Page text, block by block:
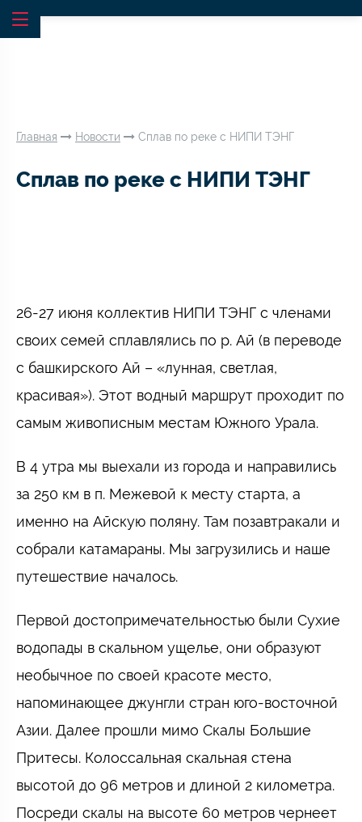
Главная Новости Сплав по реке с НИПИ ТЭНГ
Сплав по реке с НИПИ ТЭНГ
26-27 июня коллектив НИПИ ТЭНГ с членами
своих семей сплавлялись по р. Ай (в переводе
с башкирского Ай – «лунная, светлая,
красивая»). Этот водный маршрут проходит по
самым живописным местам Южного Урала.
В 4 утра мы выехали из города и направились
за 250 км в п. Межевой к месту старта, а
именно на Айскую поляну. Там позавтракали и
собрали катамараны. Мы загрузились и наше
путешествие началось.
Первой достопримечательностью были Сухие
водопады в скальном ущелье, они образуют
необычное по своей красоте место,
напоминающее джунгли стран юго-восточной
Азии. Далее прошли мимо Скалы Большие
Притесы. Колоссальная скальная стена
высотой до 96 метров и длиной 2 километра.
Посреди скалы на высоте 60 метров чернеет